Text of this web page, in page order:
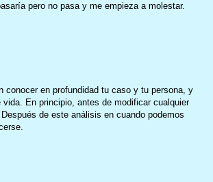
pero no pasa y me empieza a molestar.
conocer en profundidad tu caso y tu persona, y
En principio, antes de modificar cualquier
de este análisis en cuando podemos